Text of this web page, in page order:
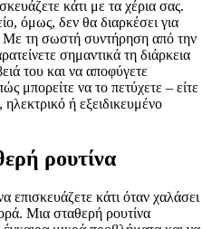
κάτι με τα χέρια σας.
όμως, δεν θα διαρκέσει για
Με τη σωστή συντήρηση από την
σημαντικά τη διάρκεια
του και να αποφύγετε
μπορείτε να το πετύχετε – είτε
ηλεκτρικό ή εξειδικευμένο
ρουτίνα
κάτι όταν χαλάσει
Μια σταθερή ρουτίνα